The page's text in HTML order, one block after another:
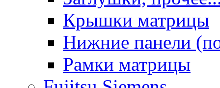
Крышки матрицы
Нижние панели
Рамки матрицы